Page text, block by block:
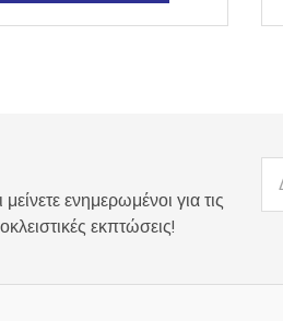
ενημερωμένοι για τις
εκπτώσεις!